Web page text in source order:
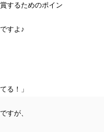
するためのポイン
すよ♪
る！」
すが、